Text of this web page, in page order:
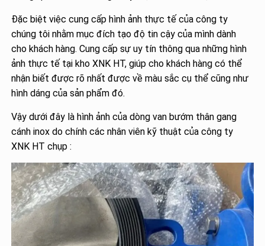
Đặc biệt việc cung cấp hình ảnh thực tế của công ty
chúng tôi nhằm mục đích tạo độ tin cậy của mình dành
cho khách hàng. Cung cấp sự uy tín thông qua những hình
ảnh thực tế tại kho XNK HT, giúp cho khách hàng có thể
nhận biết được rõ nhất được về màu sắc cụ thể cũng như
hình dáng của sản phẩm đó.
Vậy dưới đây là hình ảnh của dòng van bướm thân gang
cánh inox do chính các nhân viên kỹ thuật của công ty
XNK HT chụp :